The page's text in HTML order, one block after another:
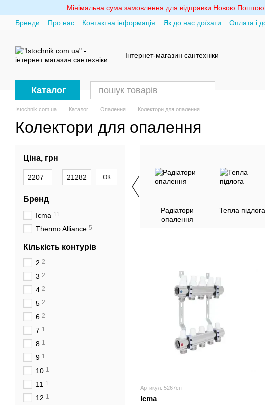
Перейти до основного контентуМінімальна сума замовлення для відправки Новою Поштою
Бренди
Про нас Контактна інформація Як до нас доїхати Оплата і
Інтернет-магазин сантехніки
Каталог
Istochnik.com.ua Каталог Опалення Колектори для опалення
Колектори для опалення
Радіатори
опалення
Тепла підлога
Артикул: 5267сп
Icma
Ціна, грн
Від Ціна, грн
До Ціна, грн ОК
Бренд
Icma 11
Thermo Alliance 5
Кількість контурів
2 2
3 2
4 2
5 2
6 2
7 1
8 1
9 1
10 1
11 1
12 1